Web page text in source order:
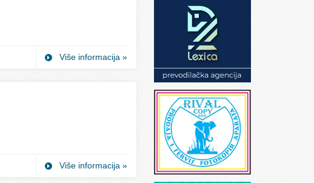
Više informacija »
Više informacija »